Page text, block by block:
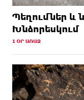
Պեղումներ և
Խնձորեսկում
1 ՕՐ ԱՌԱՋ